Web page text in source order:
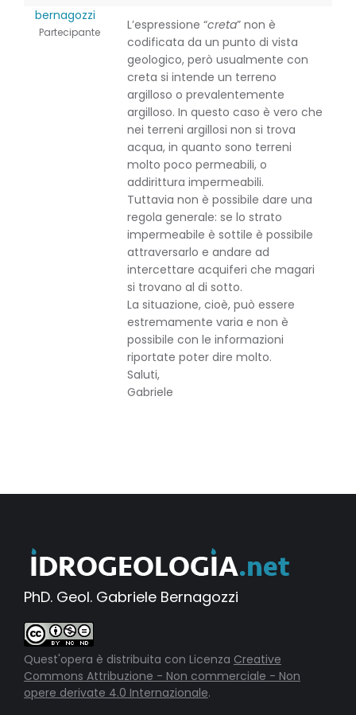
bernagozzi
Partecipante L’espressione “creta” non è
codificata da un punto di vista
geologico, però usualmente con
creta si intende un terreno
argilloso o prevalentemente
argilloso. In questo caso è vero che
nei terreni argillosi non si trova
acqua, in quanto sono terreni
molto poco permeabili, o
addirittura impermeabili.
Tuttavia non è possibile dare una
regola generale: se lo strato
impermeabile è sottile è possibile
attraversarlo e andare ad
intercettare acquiferi che magari
si trovano al di sotto.
La situazione, cioè, può essere
estremamente varia e non è
possibile con le informazioni
riportate poter dire molto.
Saluti,
Gabriele
PhD. Geol. Gabriele Bernagozzi
Quest'opera è distribuita con Licenza Creative
Commons Attribuzione - Non commerciale - Non
opere derivate 4.0 Internazionale.